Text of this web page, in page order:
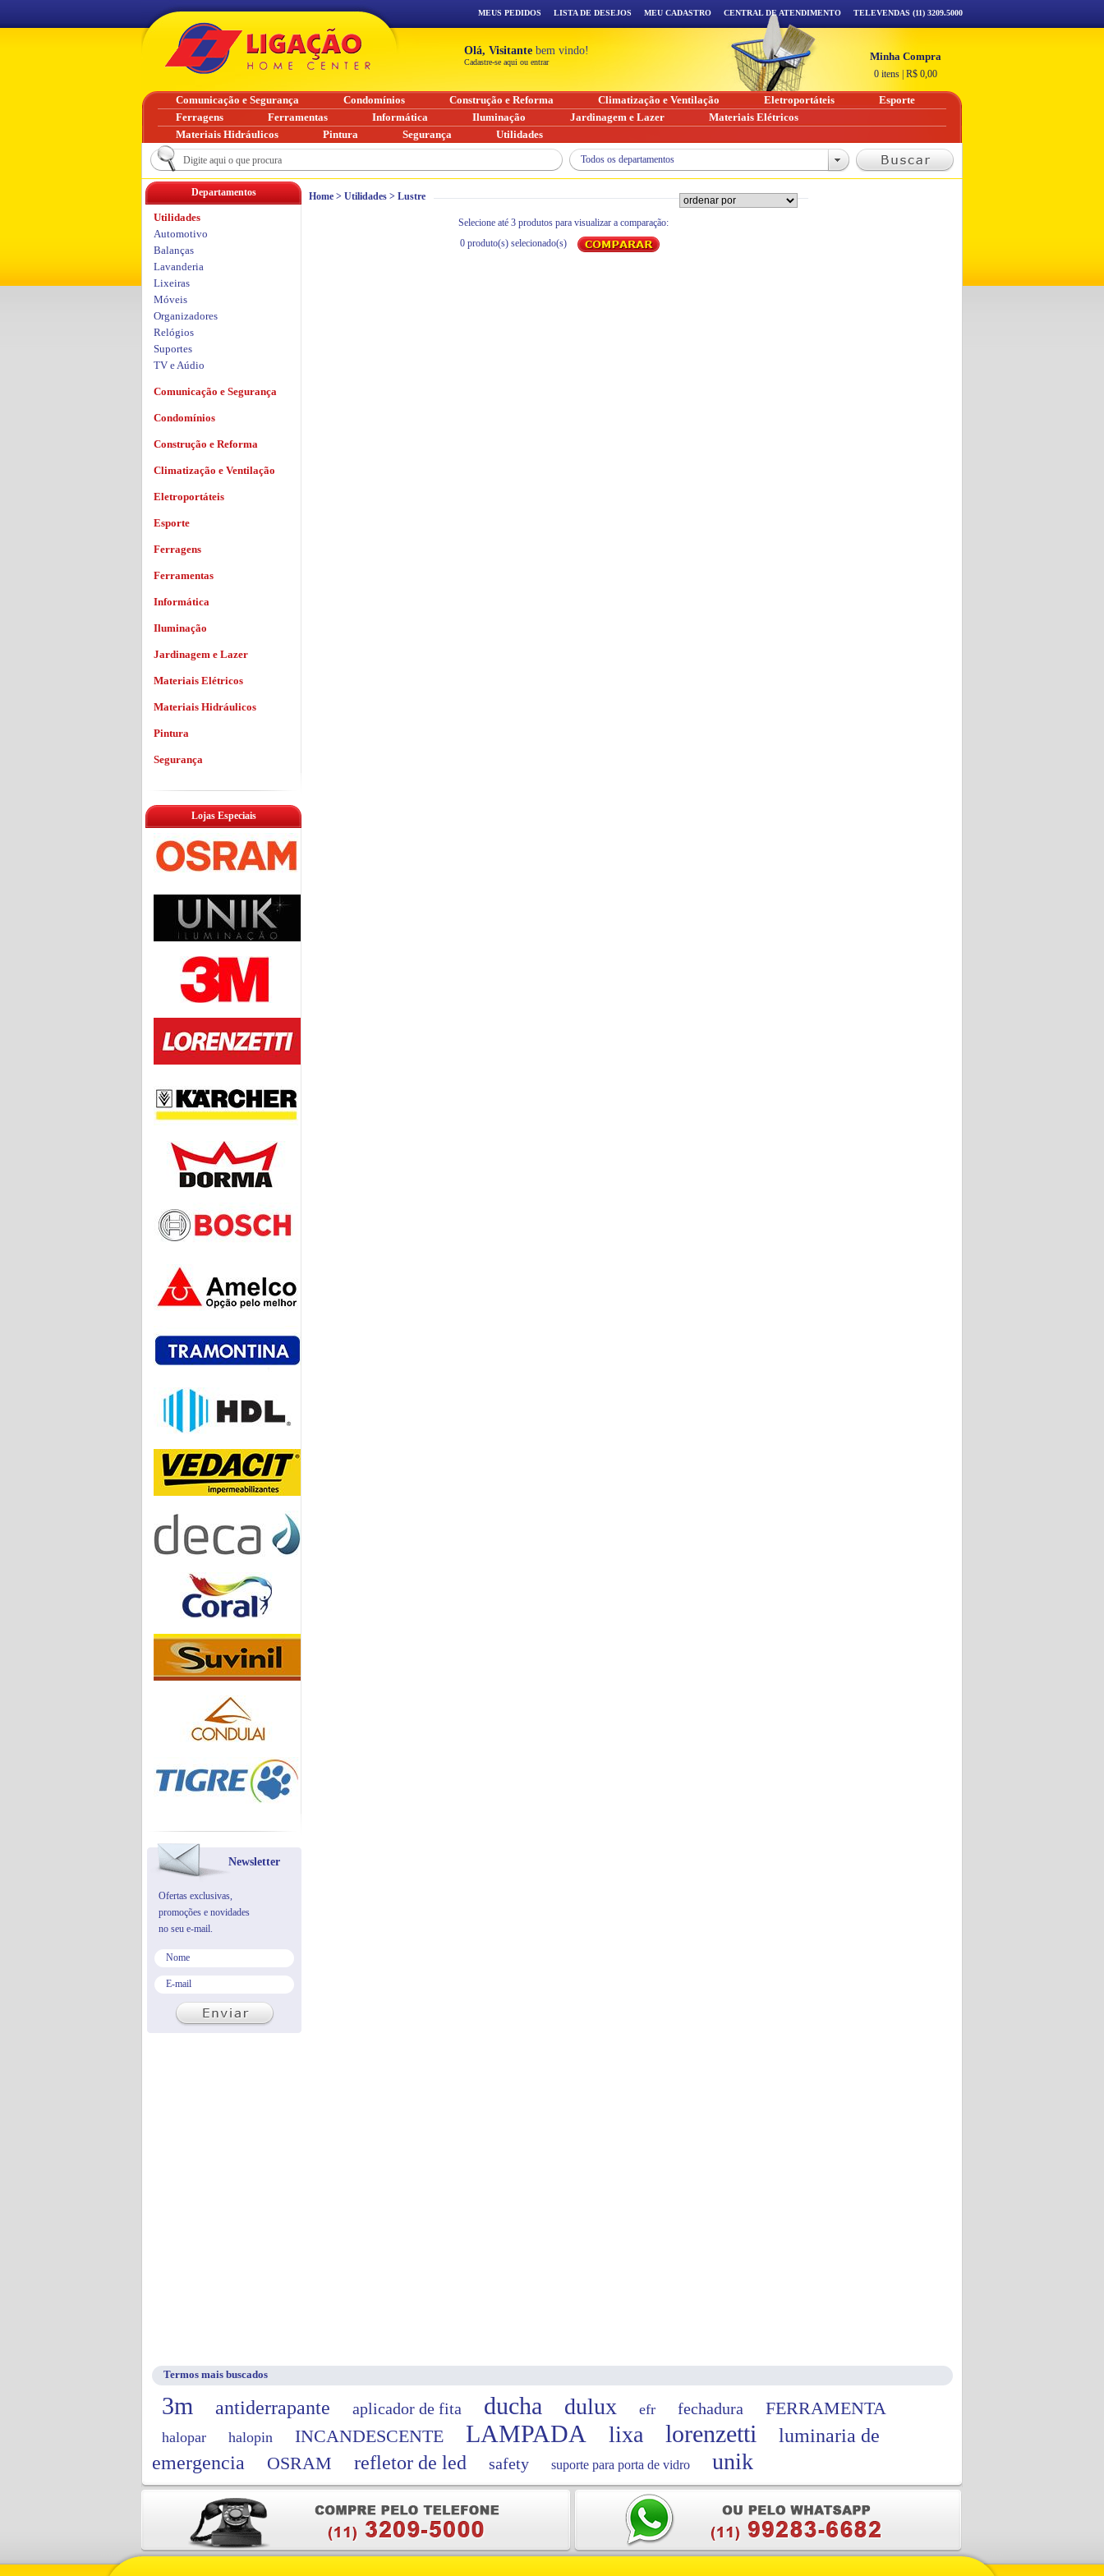
Home > Utilidades > Lustre
Selecione até 3 produtos para visualizar a comparação:
0produto(s) selecionado(s)
Departamentos
Utilidades
Automotivo
Balanças
Lavanderia
Lixeiras
Móveis
Organizadores
Relógios
Suportes
TV e Aúdio
Comunicação e Segurança
Condomínios
Construção e Reforma
Climatização e Ventilação
Eletroportáteis
Esporte
Ferragens
Ferramentas
Informática
Iluminação
Jardinagem e Lazer
Materiais Elétricos
Materiais Hidráulicos
Pintura
Segurança
Lojas Especiais
Newsletter
Ofertas exclusivas,
promoções e novidades
no seu e-mail.
Termos mais buscados
3m antiderrapante aplicador de fita ducha dulux efr fechadura FERRAMENTA
halopar halopin INCANDESCENTE LAMPADA lixa lorenzetti
luminaria de
emergencia
OSRAM refletor de led safety suporte para porta de vidro unik
MEUS PEDIDOS LISTA DE DESEJOS MEU CADASTRO CENTRAL DE ATENDIMENTO TELEVENDAS (11) 3209.5000
Olá, Visitante bem vindo!
Cadastre-se aqui ou entrar Minha Compra
0 itens R$ 0,00
Comunicação e Segurança Condomínios Construção e Reforma Climatização e Ventilação Eletroportáteis
Esporte
Ferragens
Ferramentas Informática Iluminação Jardinagem e Lazer
Materiais Elétricos
Materiais Hidráulicos
Pintura Segurança Utilidades
Todos os departamentos